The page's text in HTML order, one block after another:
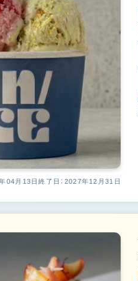
04月13日終了日：2027年12月31日